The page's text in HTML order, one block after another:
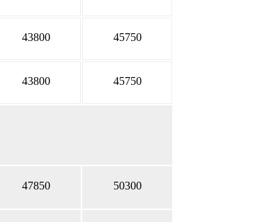
43800 45750
43800 45750
47850 50300